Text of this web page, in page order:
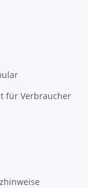
für Verbraucher